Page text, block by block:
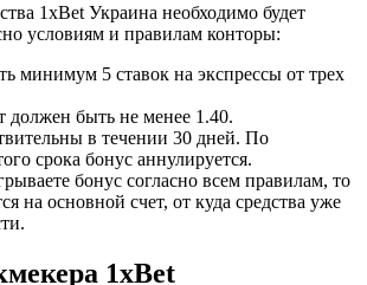
1xBet Украина необходимо будет
условиям и правилам конторы:
минимум 5 ставок на экспрессы от трех
должен быть не менее 1.40.
в течении 30 дней. По
срока бонус аннулируется.
бонус согласно всем правилам, то
на основной счет, от куда средства уже
1xBet